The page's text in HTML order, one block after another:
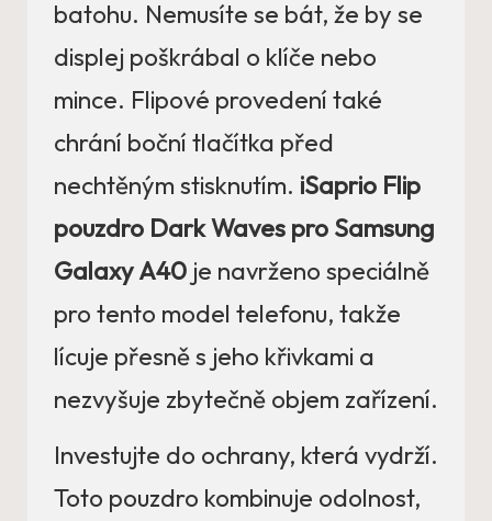
batohu. Nemusíte se bát, že by se
displej poškrábal o klíče nebo
mince. Flipové provedení také
chrání boční tlačítka před
nechtěným stisknutím. iSaprio Flip
pouzdro Dark Waves pro Samsung
Galaxy A40 je navrženo speciálně
pro tento model telefonu, takže
lícuje přesně s jeho křivkami a
nezvyšuje zbytečně objem zařízení.
Investujte do ochrany, která vydrží.
Toto pouzdro kombinuje odolnost,